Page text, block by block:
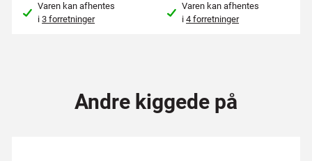
Varen kan afhentes
i3 forretninger
Varen kan afhentes
i4 forretninger
Andre kiggede på